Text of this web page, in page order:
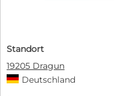
Standort
19205 Dragun
Deutschland